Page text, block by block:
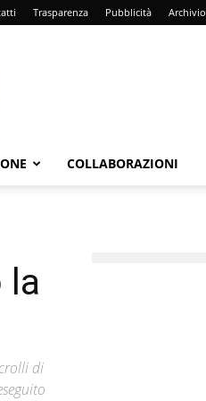
Trasparenza Pubblicità Archivio
COLLABORAZIONI
la
di